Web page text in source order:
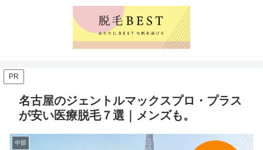
PR
名古屋のジェントルマックスプロ・プラス
が安い医療脱毛７選｜メンズも。
中部